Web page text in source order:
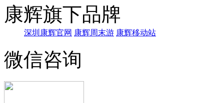
康辉旗下品牌
深圳康辉官网 康辉周末游 康辉移动站
微信咨询